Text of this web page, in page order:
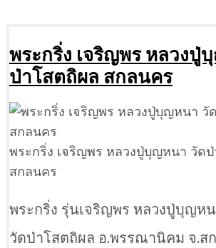
พระกริ่ง เจริญพร หลวงปู่
ป่าโสตถิผล สกลนคร
พระกริ่ง เจริญพร หลวงปู่บุญหนา วัด
สกลนคร
พระกริ่ง รุ่นเจริญพร หลวงปู่บุญห
วัดป่าโสตถิผล อ.พรรณานิคม จ.ส